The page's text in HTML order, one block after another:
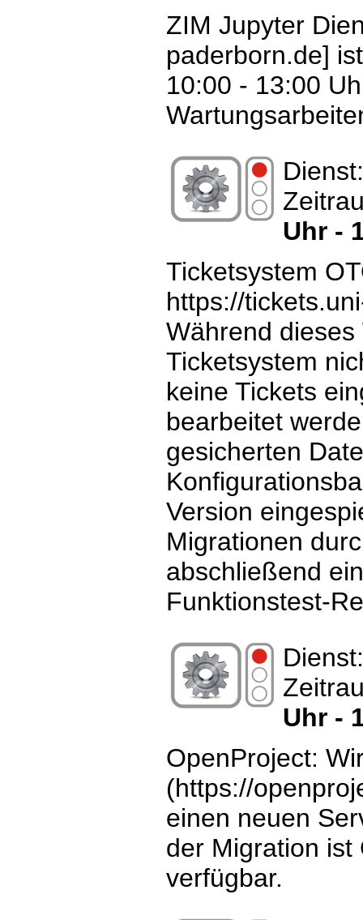
ZIM Jupyter
paderborn.de]
10:00 - 13:00
Uhr -
Ticketsystem
https://
Während
Ticketsystem
keine Tickets
bearbeitet
gesicherten
Version
Migrationen
abschließend
Funktionstest-
Uhr -
OpenProject:
(https://
einen neuen
der Migration ist
verfügbar.